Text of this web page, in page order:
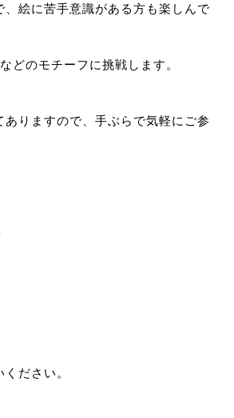
、絵に苦手意識がある方も楽しんで
どのモチーフに挑戦します。
ありますので、手ぶらで気軽にご参
ださい。